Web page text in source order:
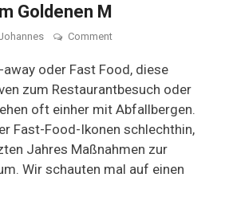
Goldenen M
Commenton
gegen
Plastik
–
weniger
im
Gasthof
zum
oder Fast Food, diese
zum Restaurantbesuch oder
oft einher mit Abfallbergen.
Fast-Food-Ikonen schlechthin,
Jahres Maßnahmen zur
Wir schauten mal auf einen